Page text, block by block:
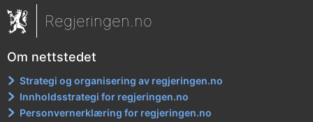
Regjeringen.no
Om nettstedet
Strategi og organisering av regjeringen.no
Innholdsstrategi for regjeringen.no
Personvernerklæring for regjeringen.no